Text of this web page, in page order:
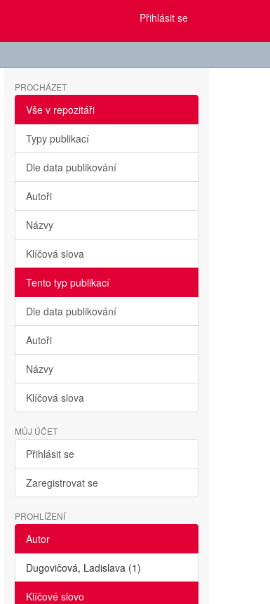
Přihlásit se
PROCHÁZET
Vše v repozitáři
Typy publikací
Dle data publikování
Autoři
Názvy
Klíčová slova
Tento typ publikací
Dle data publikování
Autoři
Názvy
Klíčová slova
MŮJ ÚČET
Přihlásit se
Zaregistrovat se
PROHLÍŽENÍ
Autor
Dugovičová, Ladislava (1)
Klíčové slovo